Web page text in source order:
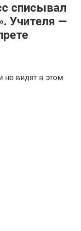
списывал
Учителя —
не видят в этом